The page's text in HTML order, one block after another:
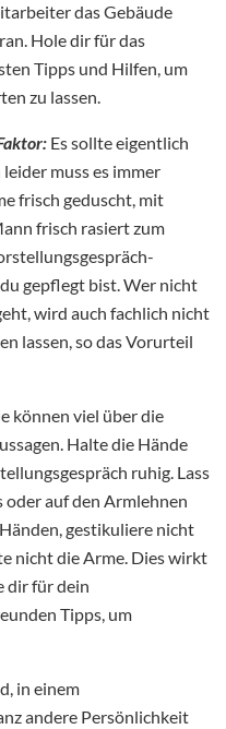
das Gebäude
Hole dir für das
Tipps und Hilfen, um
zu lassen.
Es sollte eigentlich
muss es immer
frisch geduscht, mit
frisch rasiert zum
gepflegt bist. Wer nicht
wird auch fachlich nicht
lassen, so das Vorurteil
können viel über die
Halte die Hände
ruhig. Lass
oder auf den Armlehnen
gestikuliere nicht
nicht die Arme. Dies wirkt
dir für dein
Tipps, um
in einem
andere Persönlichkeit